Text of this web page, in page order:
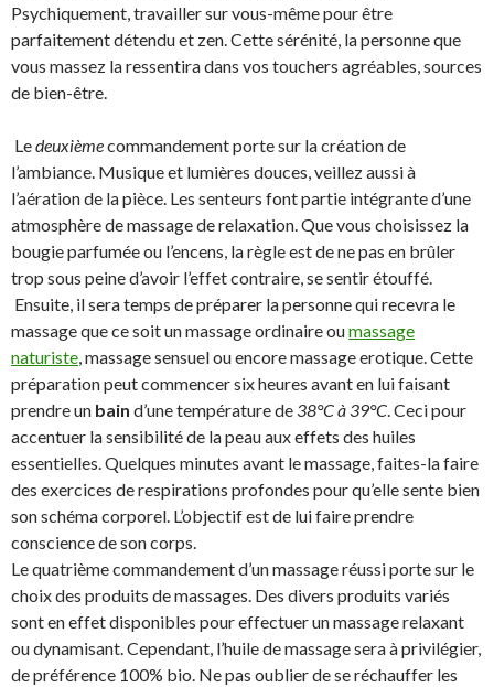
Psychiquement, travailler sur vous-même pour être
parfaitement détendu et zen. Cette sérénité, la personne que
vous massez la ressentira dans vos touchers agréables, sources
de bien-être.
Ledeuxièmecommandement porte sur la création de
l’ambiance. Musique et lumières douces, veillez aussi à
l’aération de la pièce. Les senteurs font partie intégrante d’une
atmosphère de massage de relaxation. Que vous choisissez la
bougie parfumée ou l’encens, la règle est de ne pas en brûler
trop sous peine d’avoir l’effet contraire, se sentir étouffé.
Ensuite, il sera temps de préparer la personne qui recevra le
massage que ce soit un massage ordinaire oumassage
naturiste, massage sensuel ou encore massage erotique. Cette
préparation peut commencer six heures avant en lui faisant
prendre un bain d’une température de 38°C à 39°C. Ceci pour
accentuer la sensibilité de la peau aux effets des huiles
essentielles. Quelques minutes avant le massage, faites-la faire
des exercices de respirations profondes pour qu’elle sente bien
son schéma corporel. L’objectif est de lui faire prendre
conscience de son corps.
Le quatrième commandement d’un massage réussi porte sur le
choix des produits de massages. Des divers produits variés
sont en effet disponibles pour effectuer un massage relaxant
ou dynamisant. Cependant, l’huile de massage sera à privilégier,
de préférence 100% bio. Ne pas oublier de se réchauffer les